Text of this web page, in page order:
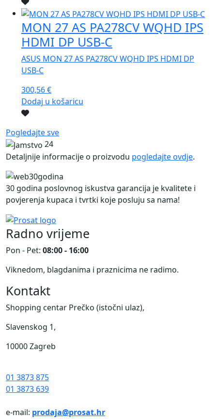
MON 27 AS PA278CV WQHD IPS
HDMI DP USB-C
ASUS MON 27 AS PA278CV WQHD IPS HDMI DP
USB-C
300,56€
Dodaj u košaricu
Pogledajte sve
24
Detaljnije informacije o proizvodu pogledajte ovdje.
30 godina poslovnog iskustva garancija je kvalitete i
povjerenja kupaca i tvrtki koje posluju sa nama!
Radno vrijeme
Pon - Pet: 08:00 - 16:00
Viknedom, blagdanima i praznicima ne radimo.
Kontakt
Shopping centar Prečko (istočni ulaz),
Slavenskog 1,
10000 Zagreb
01 3873 875
01 3873 639
e-mail: prodaja@prosat.hr